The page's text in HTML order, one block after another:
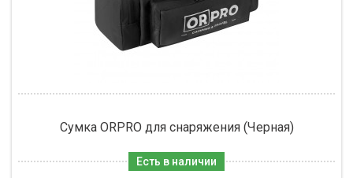
Сумка ORPRO для снаряжения (Черная)
Есть в наличии